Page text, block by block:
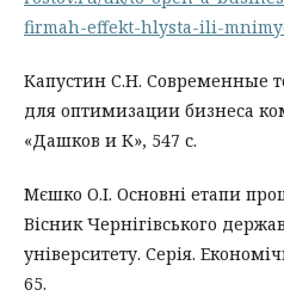
firmah-effekt-hlysta-ili-
Капустин С.Н. Современные
для оптимизации бизнеса
«Дашков и К», 547 с.
Мєшко О.І. Основні етапи
Вісник Чернігівського
університету. Серія.
65.